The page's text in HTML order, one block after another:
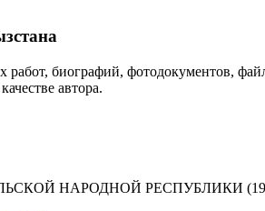
биографий, фотодокументов,
автора.
НАРОДНОЙ РЕСПУБЛИКИ